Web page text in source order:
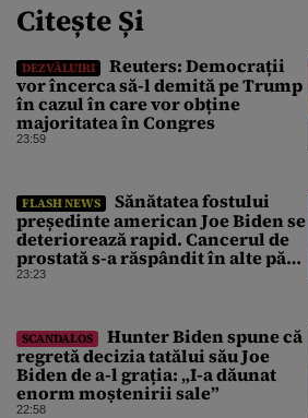
Citește Și
DEZVĂLUIRI
Reuters: Democrații
vor încerca să-l demită pe Trump
în cazul în care vor obține
majoritatea în Congres
23:59
FLASH NEWS
Sănătatea fostului
președinte american Joe Biden se
deteriorează rapid. Cancerul de
prostată s-a răspândit în alte părți
ale corpului
23:23
SCANDALOS
Hunter Biden spune că
regretă decizia tatălui său Joe
Biden de a-l grația: „I-a dăunat
enorm moștenirii sale”
22:58